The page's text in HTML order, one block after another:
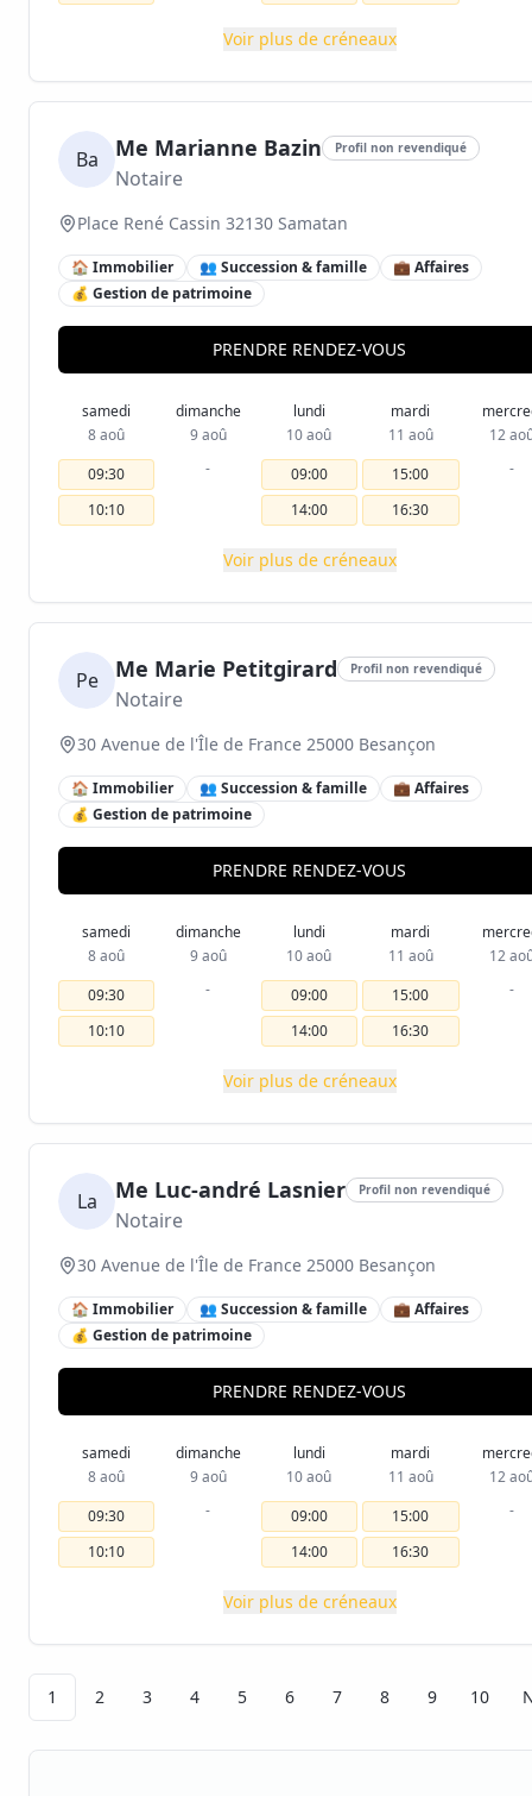
Voir plus de créneaux
Ba Me Marianne Bazin Profil non revendiqué
Notaire
Place René Cassin 32130 Samatan
🏠 Immobilier 👥 Succession & famille
💼 Affaires
💰 Gestion de patrimoine
PRENDRE RENDEZ-VOUS
samedi
8 aoû
09:30
10:10
dimanche
9 aoû
-
lundi
10 aoû
09:00
14:00
mardi
11 aoû
15:00
16:30
12
-
Voir plus de créneaux
Pe Me Marie Petitgirard Profil non revendiqué
Notaire
30 Avenue de l'Île de France 25000 Besançon
🏠 Immobilier 👥 Succession & famille
💼 Affaires
💰 Gestion de patrimoine
PRENDRE RENDEZ-VOUS
samedi
8 aoû
09:30
10:10
dimanche
9 aoû
-
lundi
10 aoû
09:00
14:00
mardi
11 aoû
15:00
16:30
12
-
Voir plus de créneaux
La Me Luc-andré Lasnier Profil non revendiqué
Notaire
30 Avenue de l'Île de France 25000 Besançon
🏠 Immobilier 👥 Succession & famille
💼 Affaires
💰 Gestion de patrimoine
PRENDRE RENDEZ-VOUS
samedi
8 aoû
09:30
10:10
dimanche
9 aoû
-
lundi
10 aoû
09:00
14:00
mardi
11 aoû
15:00
16:30
12
-
Voir plus de créneaux
1 2 3 4 5 6 7 8 9 10